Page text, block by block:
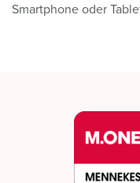
Smartphone oder